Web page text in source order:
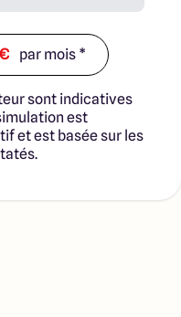
par mois *
sont indicatives
est
et est basée sur les